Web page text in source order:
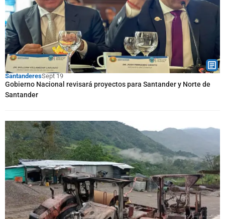
SantanderesSept 19
Gobierno Nacional revisará proyectos para Santander y Norte de
Santander